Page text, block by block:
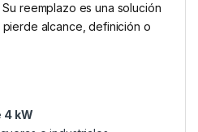
reemplazo es una solución
alcance, definición o
4 kW